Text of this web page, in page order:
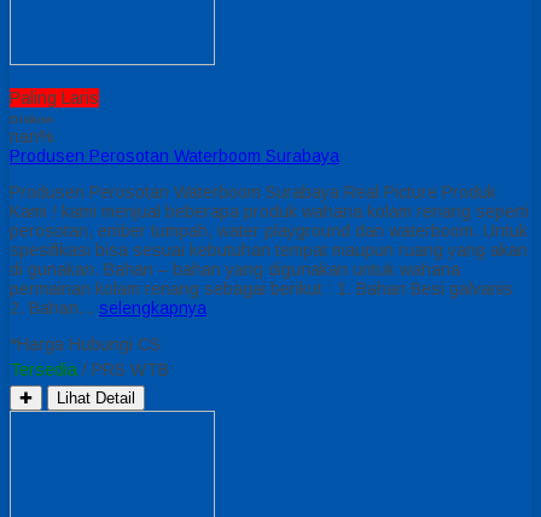
Paling Laris
Diskon
nan%
Produsen Perosotan Waterboom Surabaya
Produsen Perosotan Waterboom Surabaya Real Picture Produk
Kami ! kami menjual beberapa produk wahana kolam renang seperti
perosotan, ember tumpah, water playground dan waterboom. Untuk
spesifikasi bisa sesuai kebutuhan tempat maupun ruang yang akan
di gunakan. Bahan – bahan yang digunakan untuk wahana
permainan kolam renang sebagai berikut : 1. Bahan Besi galvanis
2. Bahan… selengkapnya
*Harga Hubungi CS
Tersedia / PRS WTB
✚ Lihat Detail